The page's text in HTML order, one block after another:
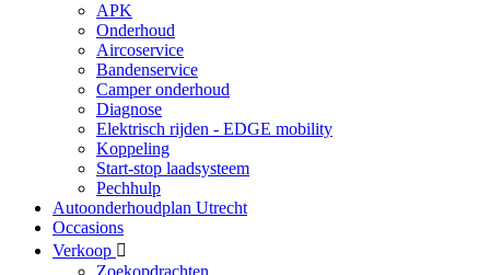
APK
Onderhoud
Aircoservice
Bandenservice
Camper onderhoud
Diagnose
Elektrisch rijden - EDGE mobility
Koppeling
Start-stop laadsysteem
Pechhulp
Autoonderhoudplan Utrecht
Occasions
Verkoop
Zoekopdrachten